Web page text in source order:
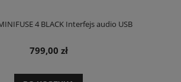
4 BLACK Interfejs audio USB
799,00 zł